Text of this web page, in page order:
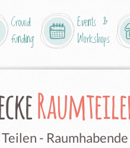
Crowd
funding
Events &
Workshops
-